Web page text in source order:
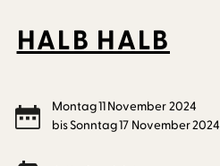
HALB HALB
Montag11November2024
bisSonntag17 November2024